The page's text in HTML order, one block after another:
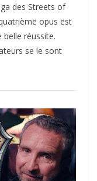
des Streets of
opus est
belle réussite.
se le sont